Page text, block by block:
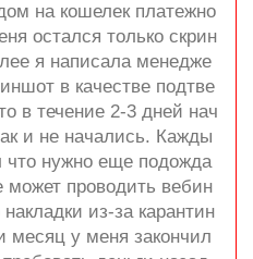
на кошелек платежно
остался только скрин
я написала менедже
в качестве подтве
в течение 2-3 дней нач
и не начались. Кажды
нужно еще подожда
проводить вебин
из-за карантин
месяц у меня закончил